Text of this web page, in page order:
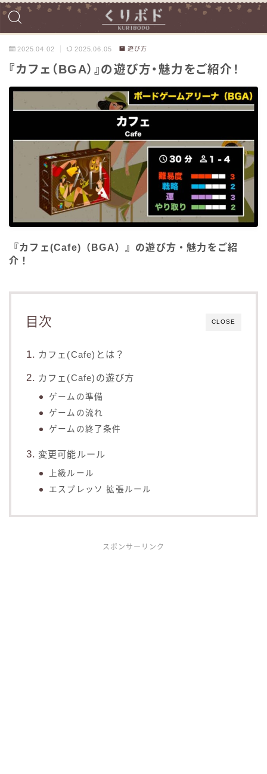
2025.04.02 2025.06.05 遊び方
『カフェ（BGA）』の遊び方・魅力をご紹介！
『カフェ(Cafe)（BGA）』の遊び方・魅力をご紹
介！
CLOSE
目次
カフェ(Cafe)とは？
カフェ(Cafe)の遊び方
ゲームの準備
ゲームの流れ
ゲームの終了条件
変更可能ルール
上級ルール
エスプレッソ 拡張ルール
スポンサーリンク